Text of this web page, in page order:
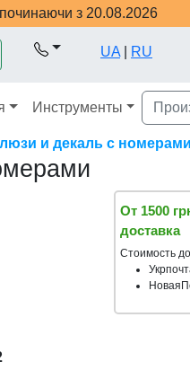
з 20.08.2026
UA RU
Инструменты
и декаль с номерами
От 1500
доставка
Стоимость